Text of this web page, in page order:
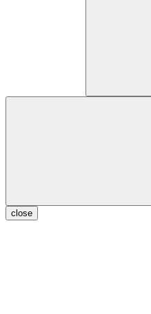
close